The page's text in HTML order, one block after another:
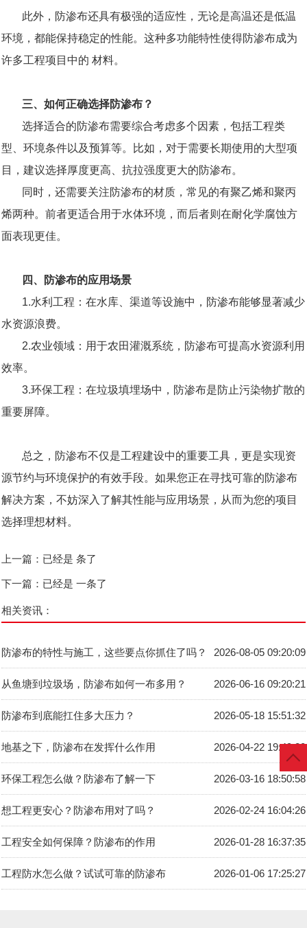
此外，防渗布还具有极强的适应性，无论是高温还是低温
环境，都能保持稳定的性能。这种多功能特性使得防渗布成为
许多工程项目中的 材料。
三、如何正确选择防渗布？
选择适合的防渗布需要综合考虑多个因素，包括工程类
型、环境条件以及预算等。比如，对于需要长期使用的大型项
目，建议选择厚度更高、抗拉强度更大的防渗布。
同时，还需要关注防渗布的材质，常见的有聚乙烯和聚丙
烯两种。前者更适合用于水体环境，而后者则在耐化学腐蚀方
面表现更佳。
四、防渗布的应用场景
1.水利工程：在水库、渠道等设施中，防渗布能够显著减少
水资源浪费。
2.农业领域：用于农田灌溉系统，防渗布可提高水资源利用
效率。
3.环保工程：在垃圾填埋场中，防渗布是防止污染物扩散的
重要屏障。
总之，防渗布不仅是工程建设中的重要工具，更是实现资
源节约与环境保护的有效手段。如果您正在寻找可靠的防渗布
解决方案，不妨深入了解其性能与应用场景，从而为您的项目
选择理想材料。
上一篇：已经是 条了
下一篇：已经是 一条了
相关资讯：
2026-08-05 09:20:09
防渗布的特性与施工，这些要点你抓住了吗？
2026-06-16 09:20:21
从鱼塘到垃圾场，防渗布如何一布多用？
2026-05-18 15:51:32
防渗布到底能扛住多大压力？
2026-04-22 19:49:20
地基之下，防渗布在发挥什么作用
2026-03-16 18:50:58
环保工程怎么做？防渗布了解一下
2026-02-24 16:04:26
想工程更安心？防渗布用对了吗？
2026-01-28 16:37:35
工程安全如何保障？防渗布的作用
2026-01-06 17:25:27
工程防水怎么做？试试可靠的防渗布